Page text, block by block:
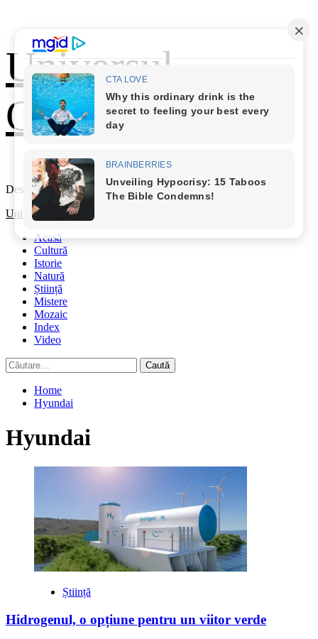
content
Universul
Cunoașterii
Descoperă Lumea
Primary
Universul Cunoașterii
Acasă
Cultură
Istorie
Natură
Știință
Mistere
Mozaic
Index
Video
Caută
după:
Home
Hyundai
Hyundai
Știință
Hidrogenul, o opțiune pentru un viitor verde